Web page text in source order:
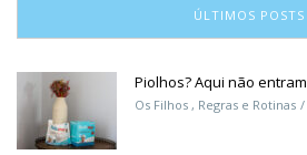
ÚLTIMOS POSTS
Piolhos? Aqui não
Os Filhos , Regras e Rotinas